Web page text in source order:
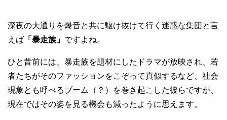
深夜の大通りを爆音と共に駆け抜けて行く迷惑な集団と言
えば 「暴走族」 ですよね。
ひと昔前には、暴走族を題材にしたドラマが放映され、若
者たちがそのファッションをこぞって真似するなど、社会
現象とも呼べるブーム（？）を巻き起こした彼らですが、
現在ではその姿を見る機会も減ったように思えます。